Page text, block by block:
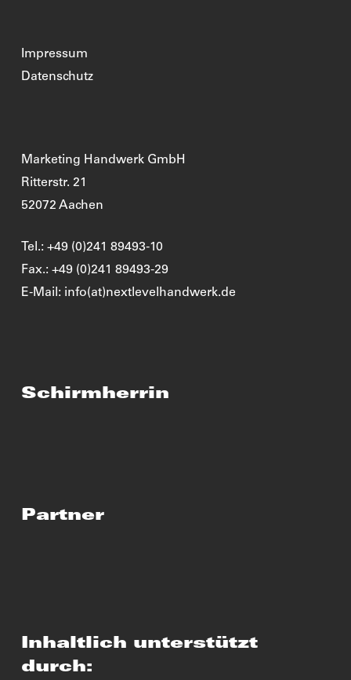
Impressum
Datenschutz
Marketing Handwerk GmbH
Ritterstr. 21
52072 Aachen
Tel.: +49 (0)241 89493-10
Fax.: +49 (0)241 89493-29
E-Mail: info(at)nextlevelhandwerk.de
Schirmherrin
Partner
Inhaltlich unterstützt
durch: